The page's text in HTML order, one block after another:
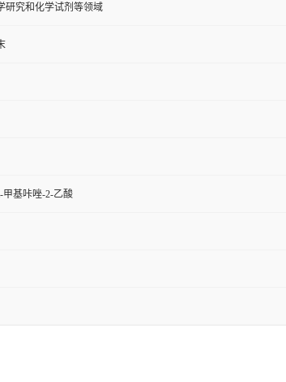
研究和化学试剂等领域
甲基咔唑-2-乙酸